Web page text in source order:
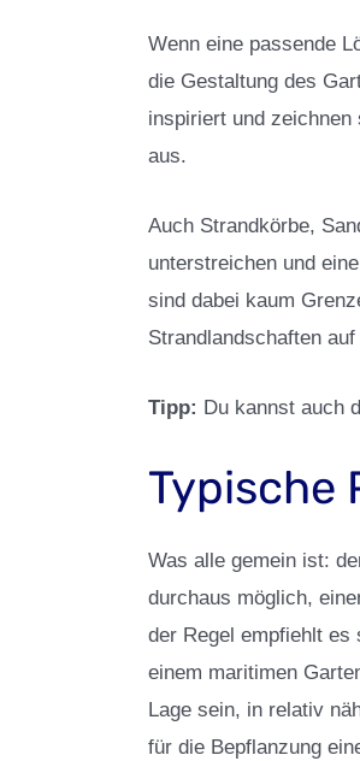
Wenn eine passende
die Gestaltung des
inspiriert und
aus.
Auch Strandkörbe,
unterstreichen und
sind dabei kaum
Strandlandschaften
Tipp: Du kannst auch
Typische
Was alle gemein ist:
durchaus möglich,
der Regel empfiehlt es
einem maritimen
Lage sein, in relativ
für die Bepflanzung